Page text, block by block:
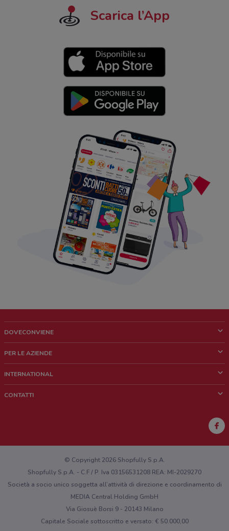
Scarica l’App
DOVECONVIENE
Chi siamo
Lavora con noi
PER LE AZIENDE
Richieste commerciali e marketing
INTERNATIONAL
CONTATTI
Hai un malfunzionamento sul web o sull'app?
© Copyright 2026 Shopfully S.p.A.
Shopfully S.p.A. - C.F / P. Iva 03156531208 REA: MI-2029270
Società a socio unico soggetta all’attività di direzione e coordinamento di
MEDIA Central Holding GmbH
Via Giosuè Borsi 9 - 20143 Milano
Capitale Sociale sottoscritto e versato: € 50.000,00